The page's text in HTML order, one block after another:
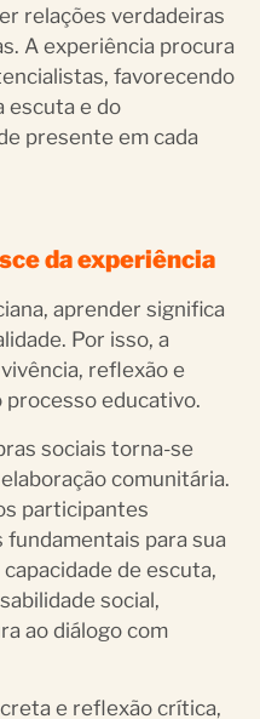
relações verdadeiras
A experiência procura
favorecendo
escuta e do
presente em cada
da experiência
aprender significa
Por isso, a
reflexão e
educativo.
sociais torna-se
comunitária.
participantes
para sua
de escuta,
social,
ao diálogo com
e reflexão crítica,